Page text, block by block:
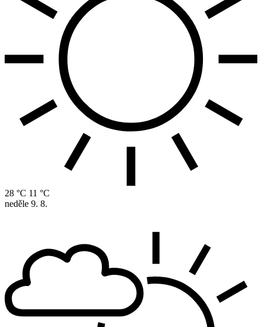
28 °C 11 °C
neděle 9. 8.